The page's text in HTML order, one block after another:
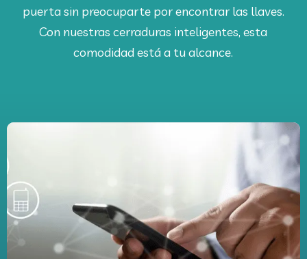
puerta sin preocuparte por encontrar las llaves.
Con nuestras cerraduras inteligentes, esta
comodidad está a tu alcance.